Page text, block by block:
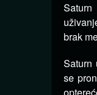
brak
Saturn
se